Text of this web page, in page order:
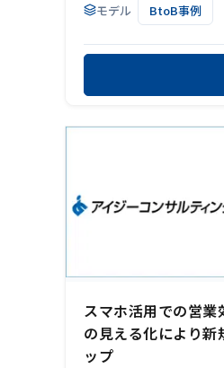
モデル BtoB事例
スマホ活用での営
の見える化により
ップ